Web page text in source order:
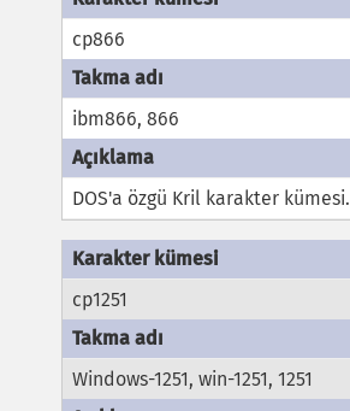
cp866
ibm866, 866
DOS'a özgü Kril karakter kümesi.
cp1251
Windows-1251, win-1251, 1251